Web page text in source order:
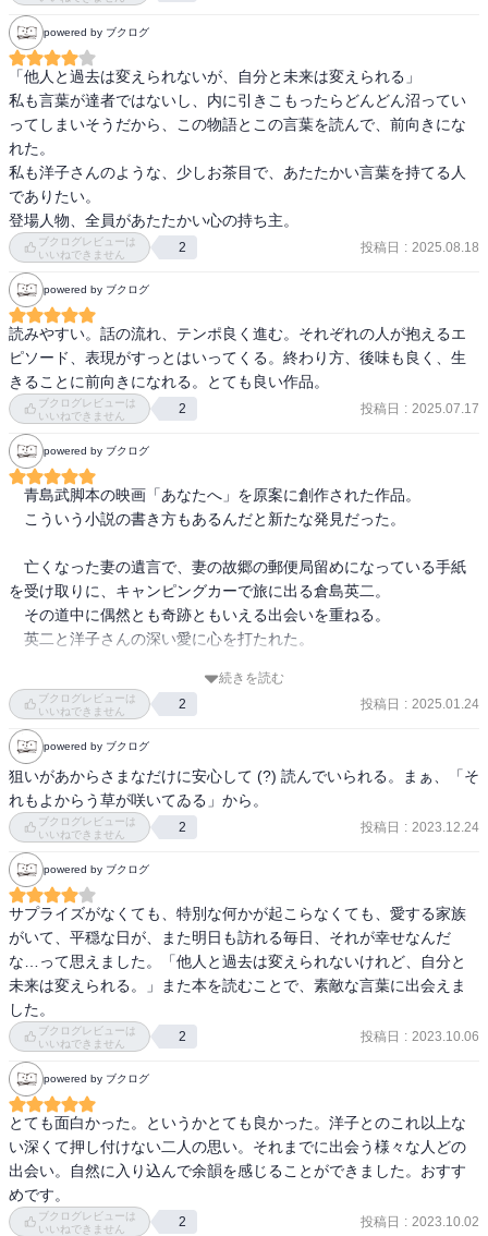
は亡き妻から遺骨を故郷の海に撒いて欲しいという遺書と長崎の郵
便局留めでもう一通遺書があることを知り、自家製キャンピングカ
ーで旅に出た。飛騨山中で出会った杉野と一緒に旅をする間に種田
山頭火の句が散りばめられていた「ひとりとなれば仰がるゝ空の青
さかな」「それもよからう草が咲いてゐる」イカ飯を売る田宮と南
原。その出会いも意味があった。時間を大切にするとは、命を大切
にすることなのだ。凛。
powered by ブクログ
「他人と過去は変えられないが、自分と未来は変えられる」
私も言葉が達者ではないし、内に引きこもったらどんどん沼ってい
ってしまいそうだから、この物語とこの言葉を読んで、前向きにな
れた。
私も洋子さんのような、少しお茶目で、あたたかい言葉を持てる人
でありたい。
登場人物、全員があたたかい心の持ち主。
ブクログレビューは
いいねできません
2 投稿日 : 2025.08.18
powered by ブクログ
読みやすい。話の流れ、テンポ良く進む。それぞれの人が抱えるエ
ピソード、表現がすっとはいってくる。終わり方、後味も良く、生
きることに前向きになれる。とても良い作品。
ブクログレビューは
いいねできません
2 投稿日 : 2025.07.17
powered by ブクログ
青島武脚本の映画「あなたへ」を原案に創作された作品。
こういう小説の書き方もあるんだと新たな発見だった。
亡くなった妻の遺言で、妻の故郷の郵便局留めになっている手紙
を受け取りに、キャンピングカーで旅に出る倉島英二。
その道中に偶然とも奇跡ともいえる出会いを重ねる。
英二と洋子さんの深い愛に心を打たれた。
海、空、風、雨
すべてがドラマチックでもあり厳かでもあり作品の世界にすっかり
のめり込んでしまった。
宮沢賢治や山頭火の作品にも触れてみたくなった。
そしてなにより、
「凛」
このワードで、小説「あなたへ」が輝く。
続きを読む
ブクログレビューは
いいねできません
2 投稿日 : 2025.01.24
powered by ブクログ
狙いがあからさまなだけに安心して (?) 読んでいられる。まぁ、「そ
れもよからう草が咲いてゐる」から。
ブクログレビューは
いいねできません
2 投稿日 : 2023.12.24
powered by ブクログ
サプライズがなくても、特別な何かが起こらなくても、愛する家族
がいて、平穏な日が、また明日も訪れる毎日、それが幸せなんだ
な…って思えました。「他人と過去は変えられないけれど、自分と
未来は変えられる。」また本を読むことで、素敵な言葉に出会えま
した。
ブクログレビューは
いいねできません
2 投稿日 : 2023.10.06
powered by ブクログ
とても面白かった。というかとても良かった。洋子とのこれ以上な
い深くて押し付けない二人の思い。それまでに出会う様々な人どの
出会い。自然に入り込んで余韻を感じることができました。おすす
めです。
ブクログレビューは
いいねできません
2 投稿日 : 2023.10.02